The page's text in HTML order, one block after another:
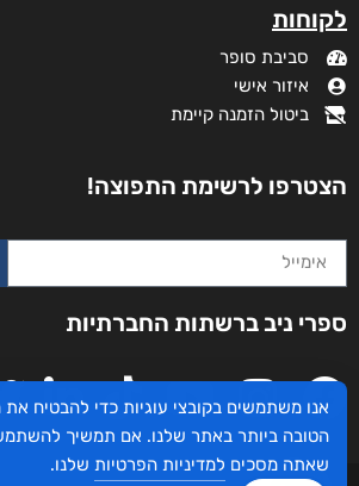
לקוחות
סביבת סופר
איזור אישי
ביטול הזמנה קיימת
הצטרפו לרשימת התפוצה!
ספרי ניב ברשתות החברתיות
אנו משתמשים בקובצי עוגיות כדי להבטיח את
הטובה ביותר באתר שלנו. אם תמשיך
שאתה מסכים למדיניות הפרטיות שלנו.